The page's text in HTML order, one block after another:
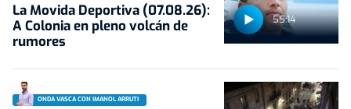
55:14
La Movida Deportiva (07.08.26):
A Colonia en pleno volcán de
rumores
ONDA VASCA CON IMANOL ARRUTI